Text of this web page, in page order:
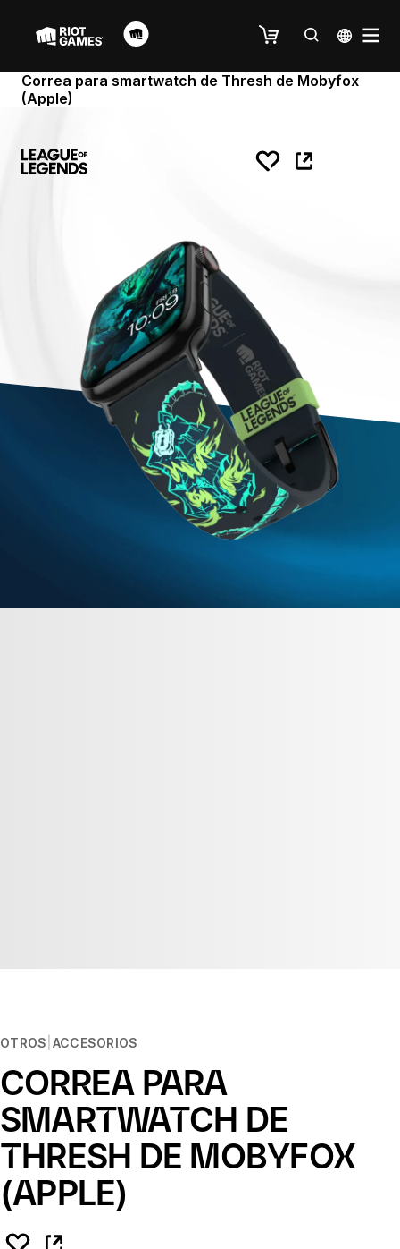
Correa para smartwatch de Thresh de Mobyfox
(Apple)
OTROS ACCESORIOS
CORREA PARA
SMARTWATCH DE
THRESH DE MOBYFOX
(APPLE)